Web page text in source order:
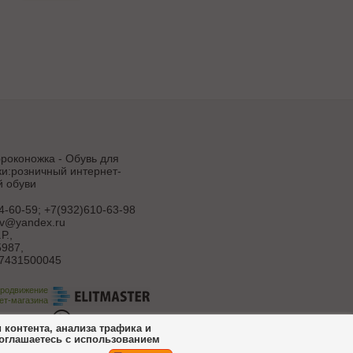
- Обувь для
интернет-
обуви
60-59; +7(932)610-63-98
магазина
анализа трафика и
с использованием